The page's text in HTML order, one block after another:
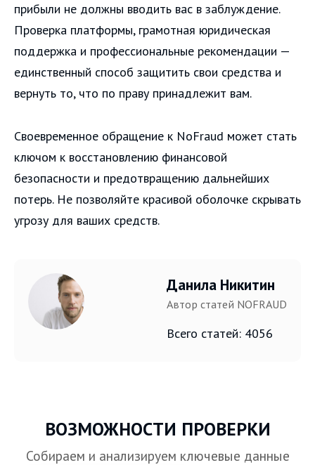
прибыли не должны вводить вас в заблуждение.
Проверка платформы, грамотная юридическая
поддержка и профессиональные рекомендации —
единственный способ защитить свои средства и
вернуть то, что по праву принадлежит вам.
Своевременное обращение к NoFraud может стать
ключом к восстановлению финансовой
безопасности и предотвращению дальнейших
потерь. Не позволяйте красивой оболочке скрывать
угрозу для ваших средств.
Данила Никитин
Автор статей NOFRAUD
Всего статей: 4056
ВОЗМОЖНОСТИ ПРОВЕРКИ
Собираем и анализируем ключевые данные